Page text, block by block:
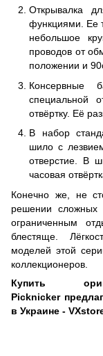
Открывалка
функциями. Ее
небольшое
проводов от
положении и
Консервные
специальной
отвёртку. Её
В набор
шило с
отверстие. В
часовая
Конечно же, не
решении сложных
ограниченным
блестяще.
моделей этой
коллекционеров.
Купить
Picknicker
в Украине -